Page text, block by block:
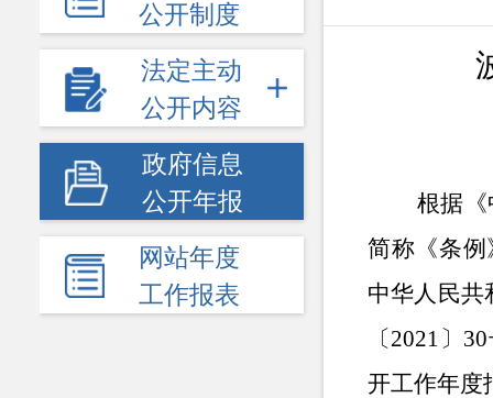
公开制度
法定主动
公开内容
政府信息
公开年报
网站年度
工作报表
根据《中
简称《条
中华人民共
〔2021〕
开工作年度